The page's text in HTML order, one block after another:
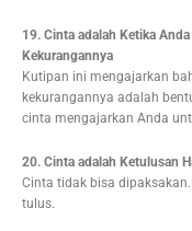
19. Cinta adalah Ketika
Kekurangannya
Kutipan ini mengajarkan
kekurangannya adalah
cinta mengajarkan Anda
20. Cinta adalah Ketulusan
Cinta tidak bisa
tulus.